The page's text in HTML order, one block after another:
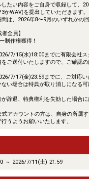
したい内容をご自身で収録して、
かWAV)を提出していただきます。
は、2026年8〜9月のいずれかの回
全員】
制作権獲得！
7/15(水)18:00までに有限会社ス
をご送付いたしますので、ご確認
7/17(金)23:59までに、ご対応い
い場合は特典が取り消しになる
辞退、特典権利を失効した場合
式アカウントの方は、自身の所属
うようお願いいたします。
～ 2026/7/11(土) 21:59